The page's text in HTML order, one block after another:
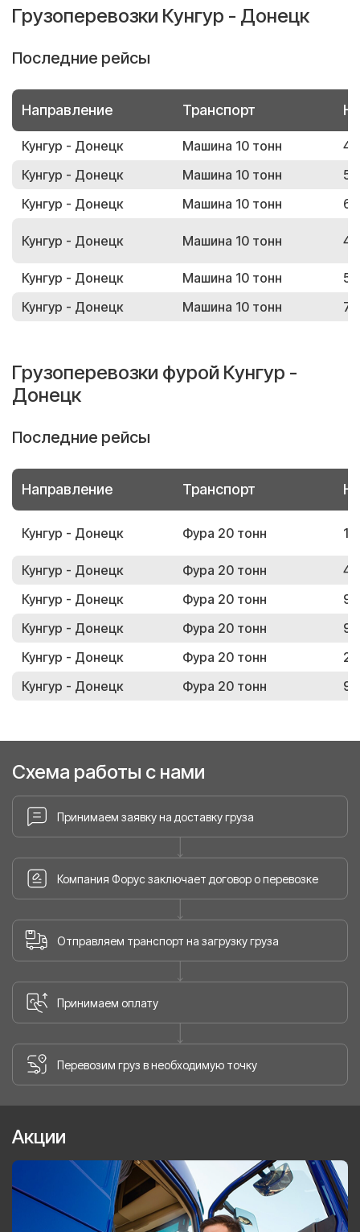
Грузоперевозки Кунгур - Донецк
Последние рейсы
Направление Транспорт
Кунгур - Донецк Машина 10 тонн
Кунгур - Донецк
Машина 10 тонн
Кунгур - Донецк
Машина 10 тонн
Кунгур - Донецк Машина 10 тонн
Кунгур - Донецк Машина 10 тонн
Кунгур - Донецк
Машина 10 тонн
Грузоперевозки фурой Кунгур -
Донецк
Последние рейсы
Направление Транспорт
Кунгур - Донецк Фура 20 тонн
Кунгур - Донецк Фура 20 тонн
Кунгур - Донецк
Фура 20 тонн
Кунгур - Донецк
Фура 20 тонн
Кунгур - Донецк
Фура 20 тонн
Кунгур - Донецк
Фура 20 тонн
Схема работы с нами
Принимаем заявку на доставку груза
Компания Форус заключает договор о перевозке
Отправляем транспорт на загрузку груза
Принимаем оплату
Перевозим груз в необходимую точку
Акции